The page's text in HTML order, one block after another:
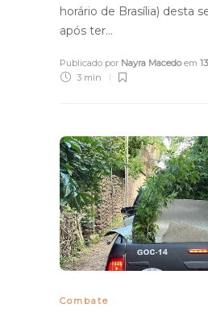
horário de Brasília) desta
após ter…
Publicado por Nayra Macedoem
3 min
Combate